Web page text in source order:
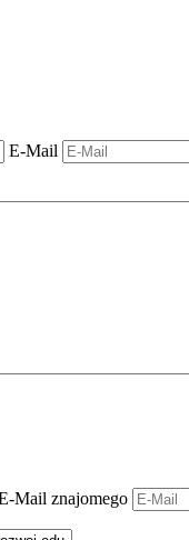
E-Mail
Mail znajomego